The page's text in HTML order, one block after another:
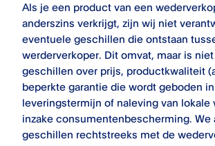
Als je een product van een
anderszins verkrijgt, zijn wij niet
eventuele geschillen die ontstaan
werderverkoper. Dit omvat, maar is
geschillen over prijs, productkwaliteit
beperkte garantie die wordt geboden in
leveringstermijn of naleving van lokale
inzake consumentenbescherming. We
geschillen rechtstreeks met de